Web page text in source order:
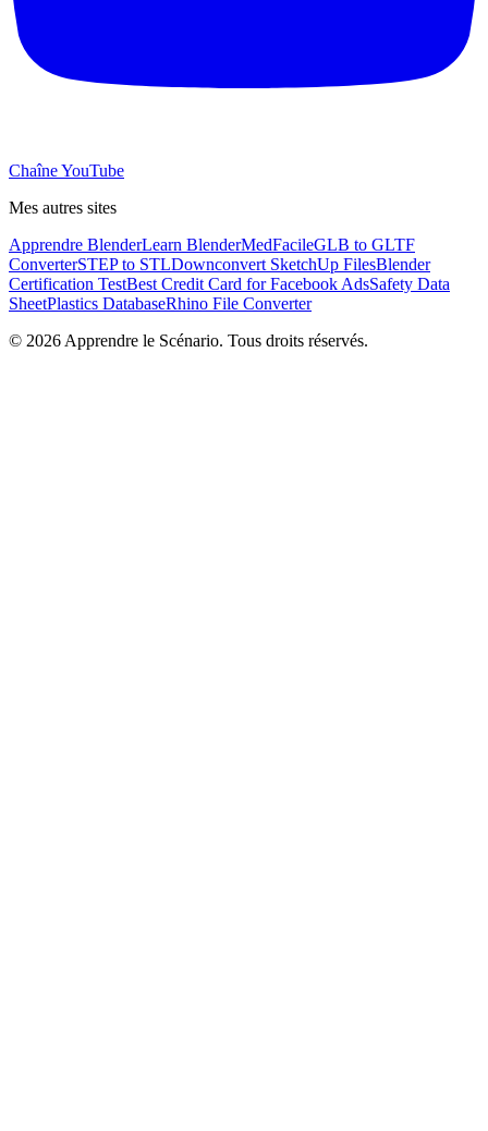
Chaîne YouTube
Mes autres sites
Apprendre BlenderLearn BlenderMedFacileGLB to GLTF
ConverterSTEP to STLDownconvert SketchUp FilesBlender
Certification TestBest Credit Card for Facebook AdsSafety Data
SheetPlastics DatabaseRhino File Converter
© 2026 Apprendre le Scénario. Tous droits réservés.